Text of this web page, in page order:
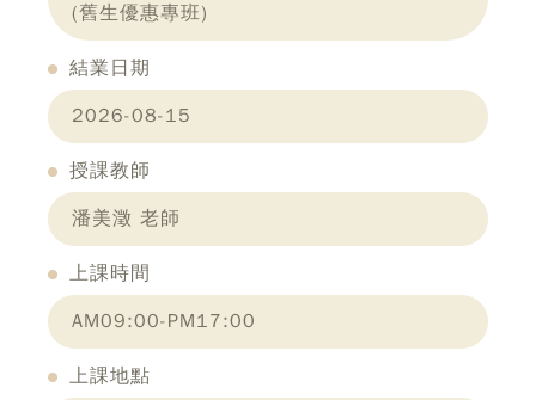
(舊生優惠專班)
結業日期
2026-08-15
授課教師
潘美澂 老師
上課時間
AM09:00-PM17:00
上課地點